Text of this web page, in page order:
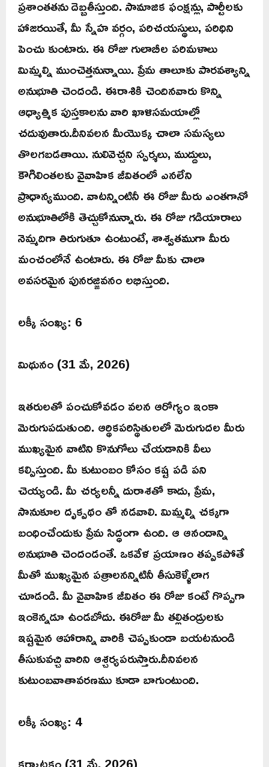
ప్రశాంతతను దెబ్బతీస్తుంది. సామాజిక ఫంక్షన్లు, పార్టీలకు
హాజరయితే, మీ స్నేహ వర్గం, పరిచయస్థులు, పరిధిని
పెంచు కుంటారు. ఈ రోజు గులాబీల పరిమళాలు
మిమ్మల్ని ముంచెత్తనున్నాయి. ప్రేమ తాలూకు పారవశ్యాన్ని
అనుభూతి చెందండి. ఈరాశికి చెందినవారు కొన్ని
ఆధ్యాత్మిక పుస్తకాలను వారి ఖాళిసమయాల్లో
చదువుతారు.దీనివలన మీయొక్క చాలా సమస్యలు
తొలగబడతాయి. నులివెచ్చని స్పర్శలు, ముద్దులు,
కౌగిలింతలకు వైవాహిక జీవితంలో ఎనలేని
ప్రాధాన్యముంది. వాటన్నింటినీ ఈ రోజు మీరు ఎంతగానో
అనుభూతిలోకి తెచ్చుకోనున్నారు. ఈ రోజు గడియారాలు
నెమ్మదిగా తిరుగుతూ ఉంటుంటే, శాశ్వతముగా మీరు
మంచంలోనే ఉంటారు. ఈ రోజు మీకు చాలా
అవసరమైన పునరజ్జివనం లభిస్తుంది.
లక్కీ సంఖ్య: 6
మిథునం (31 మే, 2026)
ఇతరులతో పంచుకోవడం వలన ఆరోగ్యం ఇంకా
మెరుగుపడుతుంది. ఆర్థికపరిస్థితులలో మెరుగుదల మీరు
ముఖ్యమైన వాటిని కొనుగోలు చేయడానికి వీలు
కల్పిస్తుంది. మీ కుటుంబం కోసం కష్ట పడి పని
చెయ్యండి. మీ చర్యలన్నీ దురాశతో కాదు, ప్రేమ,
సానుకూల దృక్పథం తో నడవాలి. మిమ్మల్ని చక్కగా
బంధించేందుకు ప్రేమ సిద్ధంగా ఉంది. ఆ ఆనందాన్ని
అనుభూతి చెందండంతే. ఒకవేళ ప్రయాణం తప్పకపోతే
మీతో ముఖ్యమైన పత్రాలనన్నిటినీ తీసుకెళ్ళేలాగ
చూడండి. మీ వైవాహిక జీవితం ఈ రోజు కంటే గొప్పగా
ఇంకెన్నడూ ఉండబోదు. ఈరోజు మీ తల్లితండ్రులకు
ఇష్టమైన ఆహారాన్ని వారికి చెప్పకుండా బయటనుండి
తీసుకువచ్చి వారిని ఆశ్చర్యపరుస్తారు.దీనివలన
కుటుంబవాతావరణము కూడా బాగుంటుంది.
లక్కీ సంఖ్య: 4